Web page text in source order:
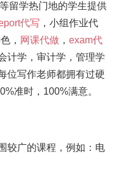
等留学热门地的学生提供
代写 ，小组作业代
， 网课代做 ， exam代
计学，审计学，管理学
位写作老师都拥有过硬
准时，100%满意。
较广的课程，例如：电